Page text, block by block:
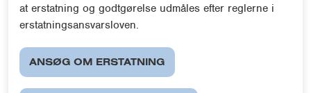
at erstatning og godtgørelse udmåles efter reglerne i
erstatningsansvarsloven.
ANSØG OM ERSTATNING